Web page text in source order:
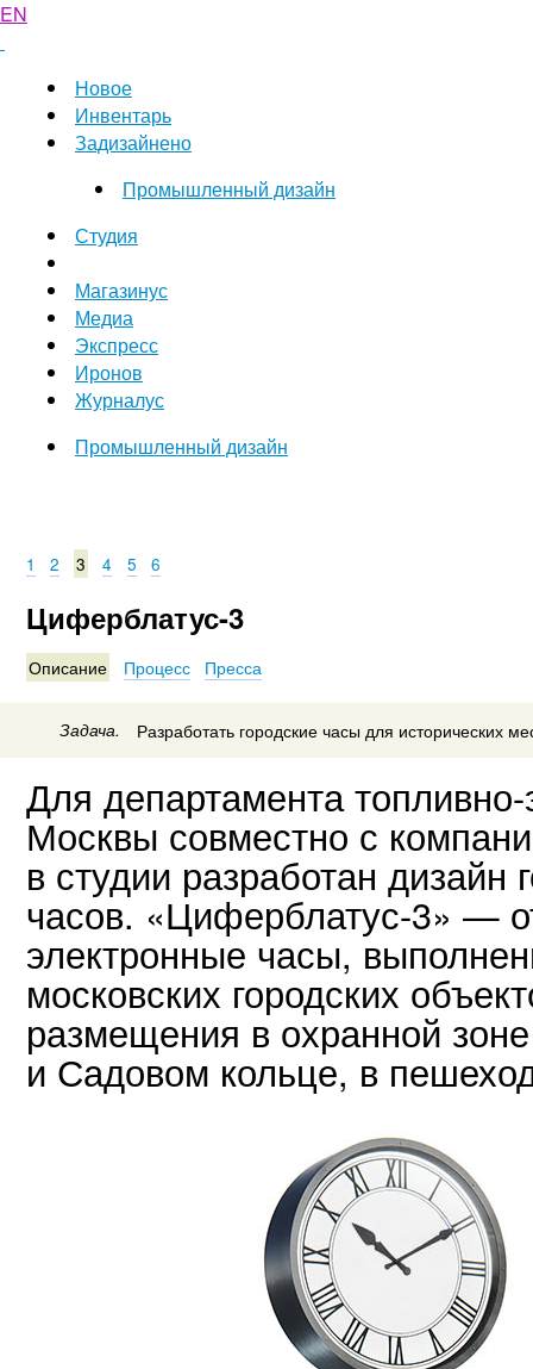
EN
Новое
Инвентарь
Задизайнено
Промышленный дизайн
Студия
Магазинус
Медиа
Экспресс
Иронов
Журналус
Промышленный дизайн
1 2 3 4 5 6
Циферблатус-3
Описание Процесс Пресса
Задача. Разработать городские часы для исторических
Для департамента топливно-
Москвы совместно с
в студии разработан дизайн
часов. «Циферблатус-3» —
электронные часы,
московских городских
размещения в охранной
и Садовом кольце, в